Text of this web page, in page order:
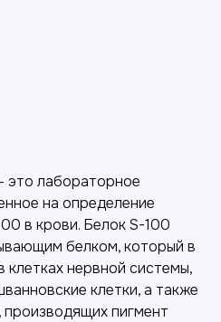
это лабораторное
на определение
в крови. Белок S-100
белком, который в
нервной системы,
клетки, а также
производящих пигмент